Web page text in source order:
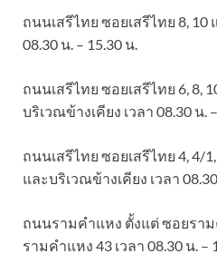
ถนนเสรีไทย ซอยเสรีไทย 8, 10
08.30 น. – 15.30 น.
ถนนเสรีไทย ซอยเสรีไทย 6, 8,
บริเวณข้างเคียง เวลา 08.30 น.
ถนนเสรีไทย ซอยเสรีไทย 4, 4/
และบริเวณข้างเคียง เวลา
ถนนรามคำแหง ตั้งแต่ ซอยราม
รามคำแหง 43 เวลา 08.30 น. –